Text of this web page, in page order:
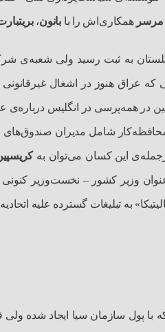
مرسر همکاری‌اش را با بانون،
به ثبت رسید ولی شعبه‌ی
عراق هنوز در اشغال غیرقانونی
شامل مدیران
ازجمله‌ی این کسان می‌توان به
– نخست‌وزیر
به تبلیغات گسترده علیه
که با پول سازمان سیا ایجاد شده